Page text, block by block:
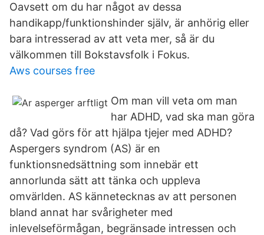
Oavsett om du har något av dessa
handikapp/funktionshinder själv, är anhörig eller
bara intresserad av att veta mer, så är du
välkommen till Bokstavsfolk i Fokus.
Aws courses free
Om man vill veta om man
har ADHD, vad ska man göra
då? Vad görs för att hjälpa tjejer med ADHD?
Aspergers syndrom (AS) är en
funktionsnedsättning som innebär ett
annorlunda sätt att tänka och uppleva
omvärlden. AS kännetecknas av att personen
bland annat har svårigheter med
inlevelseförmågan, begränsade intressen och